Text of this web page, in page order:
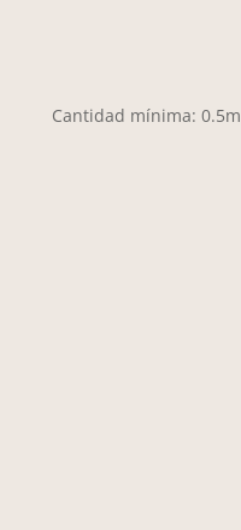
Cantidad mínima: 0.5m